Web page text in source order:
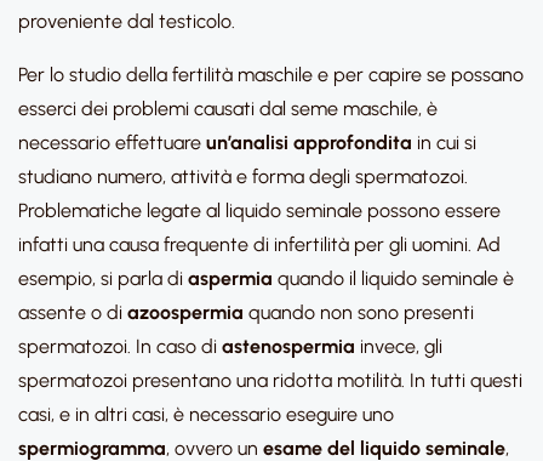
proveniente dal testicolo.
Per lo studio della fertilità maschile e per capire se possano
esserci dei problemi causati dal seme maschile, è
necessario effettuare un’analisi approfondita in cui si
studiano numero, attività e forma degli spermatozoi.
Problematiche legate al liquido seminale possono essere
infatti una causa frequente di infertilità per gli uomini. Ad
esempio, si parla di aspermia quando il liquido seminale è
assente o di azoospermia quando non sono presenti
spermatozoi. In caso di astenospermia invece, gli
spermatozoi presentano una ridotta motilità. In tutti questi
casi, e in altri casi, è necessario eseguire uno
spermiogramma, ovvero un esame del liquido seminale,